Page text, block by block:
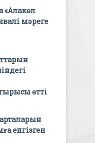
«Алакөл
мәреге
өтті
енгізген